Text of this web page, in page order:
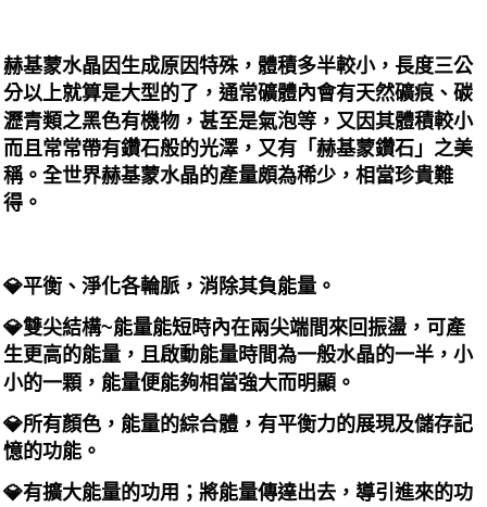
赫基蒙水晶因生成原因特殊，體積多半較小，長度三公
分以上就算是大型的了，通常礦體內會有天然礦痕、碳
瀝青類之黑色有機物，甚至是氣泡等，又因其體積較小
而且常常帶有鑽石般的光澤，又有「赫基蒙鑽石」之美
稱。全世界赫基蒙水晶的產量頗為稀少，相當珍貴難
得。
💎平衡、淨化各輪脈，消除其負能量。
💎雙尖結構~能量能短時內在兩尖端間來回振盪，可產
生更高的能量，且啟動能量時間為一般水晶的一半，小
小的一顆，能量便能夠相當強大而明顯。
💎所有顏色，能量的綜合體，有平衡力的展現及儲存記
憶的功能。
💎有擴大能量的功用；將能量傳達出去，導引進來的功